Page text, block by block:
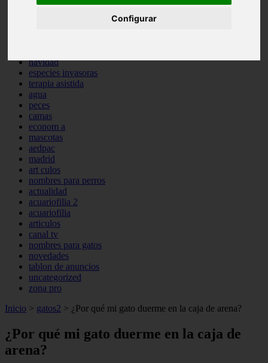
Configurar
comercios
navidad
especies invasoras
terapia asistida
agua
peces
camas
econom a
mascotas
aedpac
madrid
art culos
nombres para perros
actualidad
acuariofilia 2
acuariofilia
articulos
canal tv
nombres para gatos
novedades
tablon de anuncios
uncategorized
zona pro
Inicio > gatos2 > ¿Por qué mi gato duerme en la caja de arena?
¿Por qué mi gato duerme en la caja de
arena?